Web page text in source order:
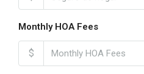
Monthly HOA Fees
$